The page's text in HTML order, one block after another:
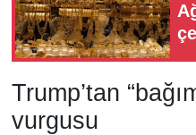
Trump’tan
vurgusu